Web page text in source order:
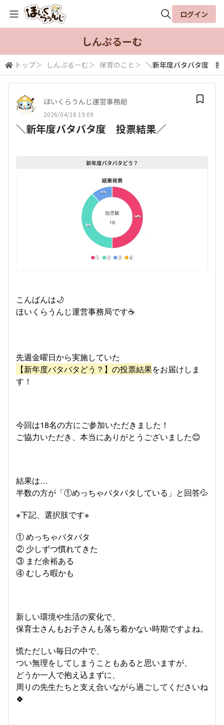
検索
ログイン
しんぷるーむ
トップ＞ しんぷるーむ ＞ 保育のこと ＞ ＼新年度バタバタ度 投
ほいくらうんじ運営事務局
2026/04/16 19:09
＼新年度バタバタ度 投票結果／
こんばんは🌙
ほいくらうんじ運営事務局です☕
先週金曜日から実施していた
【新年度バタバタどう？】の投票結果をお届けしま
す！
今回は18名の方にご参加いただきました！
ご協力いただき、本当にありがとうございました😊
結果は…
半数の方が「①めっちゃバタバタしている」と回答💦
※下記、選択肢です※
① めっちゃバタバタ
② 少しずつ慣れてきた
③ まだ余裕ある
④ むしろ暇かも
新しい環境や生活の変化で、
保育士さんもお子さんも落ち着かない時期ですよね。
慌ただしい毎日の中で、
つい無理をしてしまうこともあると思いますが、
どうか一人で抱え込まずに、
周りの先生たちと支え合いながら過ごしてくださいね
🍀